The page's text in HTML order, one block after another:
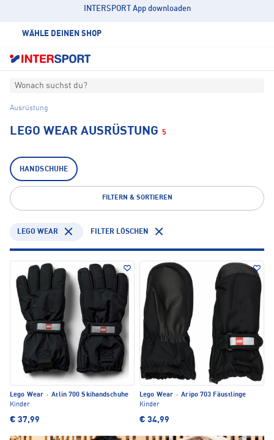
INTERSPORT App downloaden
WÄHLE DEINEN SHOP
Wonach suchst du?
Ausrüstung
LEGO WEAR AUSRÜSTUNG 5
HANDSCHUHE
FILTERN & SORTIEREN
LEGO WEAR FILTER LÖSCHEN
Lego Wear · Atlin 700 Skihandschuhe
Kinder
€ 37,99
Lego Wear · Aripo 703 Fäustlinge
Kinder
€ 34,99